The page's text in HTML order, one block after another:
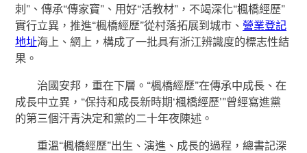
刺”、傳承“傳家寶”、用好“活教材”，不竭深化“楓橋經歷”
實行立異，推進“楓橋經歷”從村落拓展到城市、 營業登記
地址海上、網上，構成了一批具有浙江辨識度的標志性結
果。
治國安邦，重在下層。“楓橋經歷”在傳承中成長、在
成長中立異，“保持和成長新時期‘楓橋經歷’”曾經寫進黨
的第三個汗青決定和黨的二十年夜陳述。
重溫“楓橋經歷”出生、演進、成長的過程，總書記深